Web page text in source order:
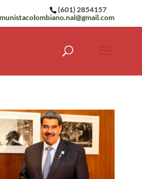
(601) 2854157